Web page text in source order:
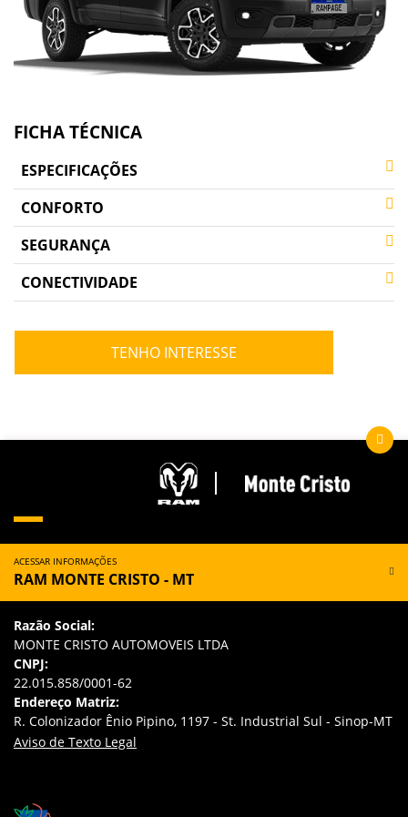
FICHA TÉCNICA
ESPECIFICAÇÕES
CONFORTO
SEGURANÇA
CONECTIVIDADE
TENHO INTERESSE
ACESSAR INFORMAÇÕES
RAM MONTE CRISTO - MT
Razão Social:
MONTE CRISTO AUTOMOVEIS LTDA
CNPJ:
22.015.858/0001-62
Endereço Matriz:
R. Colonizador Ênio Pipino, 1197 - St. Industrial Sul - Sinop-MT
Aviso de Texto Legal